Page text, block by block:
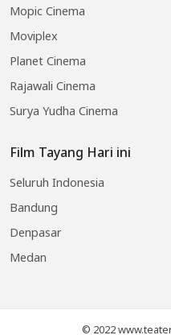
Mopic Cinema
Moviplex
Planet Cinema
Rajawali Cinema
Surya Yudha Cinema
Film Tayang Hari ini
Seluruh Indonesia
Bandung
Denpasar
Medan
© 2022